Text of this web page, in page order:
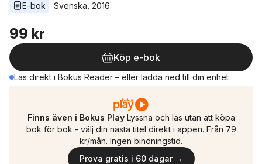
E-bok
Svenska 2016
99 kr
Köp e-bok
Läs direkt i Bokus Reader – eller ladda ned till din enhet
Finns även i Bokus Play Lyssna och läs utan att köpa
bok för bok - välj din nästa titel direkt i appen. Från 79
kr/mån. Ingen bindningstid.
Prova gratis i 60 dagar →